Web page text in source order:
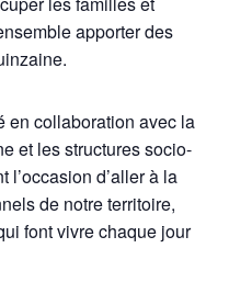
apporter des
en collaboration avec la
et les structures socio-
l’occasion d’aller à la
de notre territoire,
font vivre chaque jour